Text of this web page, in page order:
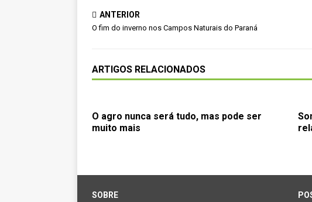
ANTERIOR
O fim do inverno nos Campos Naturais do Paraná
ARTIGOS RELACIONADOS
O agro nunca será tudo, mas pode ser
muito mais
SOBRE